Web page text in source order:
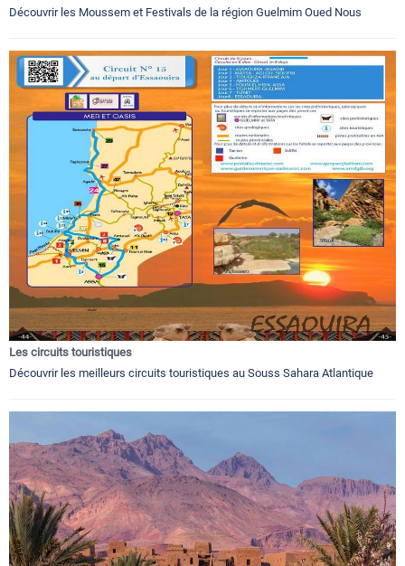
Découvrir les Moussem et Festivals de la région Guelmim Oued Nous
Les circuits touristiques
Découvrir les meilleurs circuits touristiques au Souss Sahara Atlantique